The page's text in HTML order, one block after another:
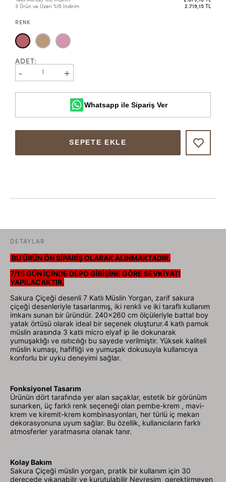
3 Ürün ve Üzeri %15 İndirim
2.719,15 TL
RENK
ADET:
- 1 +
Whatsapp ile Sipariş Ver
SEPETE EKLE
DETAYLAR
BU ÜRÜN ÖN SİPARİŞ OLARAK ALINMAKTADIR.
7/15 GÜN İÇİNDE DEPO GİRİŞİNE GÖRE SEVKİYATI
YAPILACAKTIR.
Sakura Çiçeği desenli 7 Katlı Müslin Yorgan, zarif sakura
çiçeği desenleriyle tasarlanmış, iki renkli ve iki taraflı kullanım
imkanı sunan bir üründür. 240x260 cm ölçüleriyle battal boy
yatak örtüsü olarak ideal bir seçenek oluşturur.4 katlı pamuk
müslin arasında 3 katlı micro elyaf ip ile dokunarak
yumuşaklığı ve ısıtıcılığı bu sayede verilmiştir. Yüksek kaliteli
müslin kumaşı, hafifliği ve yumuşak dokusuyla kullanıcıya
konforlu bir uyku deneyimi sağlar.
Fonksiyonel Tasarım
Ürünün dört tarafında yer alan saçaklar, estetik bir görünüm
sunarken, üç farklı renk seçeneği olan pembe-krem , mavi-
krem ve kiremit-krem kombinasyonları, her türlü iç mekan
dekorasyonuna uyum sağlar. Bu özellik, kullanıcıların farklı
atmosferler yaratmasına olanak tanır.
Kolay Bakım
Sakura Çiçeği müslin yorgan, pratik bir kullanım için 30
derecede yıkanabilir ve kurutulabilir Nevresim gerektirmeyen